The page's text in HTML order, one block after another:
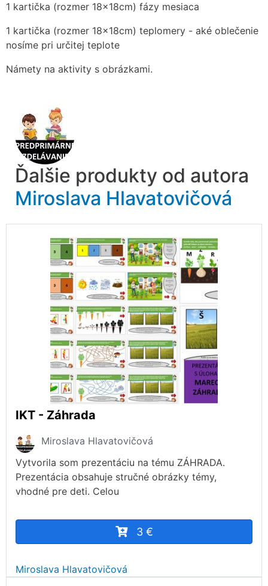
1 kartička (rozmer 18x18cm) fázy mesiaca
1 kartička (rozmer 18x18cm) teplomery - aké oblečenie
nosíme pri určitej teplote
Námety na aktivity s obrázkami.
Ďalšie produkty od autora
Miroslava Hlavatovičová
IKT - Záhrada
Miroslava Hlavatovičová
Vytvorila som prezentáciu na tému ZÁHRADA.
Prezentácia obsahuje stručné obrázky témy,
vhodné pre deti. Celou
3 €
Miroslava Hlavatovičová